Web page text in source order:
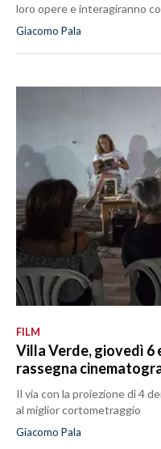
loro opere e interagiranno
Giacomo Pala
FILM
Villa Verde, giovedì 6
rassegna
Il via con la proiezione di 4
al miglior cortometraggio
Giacomo Pala